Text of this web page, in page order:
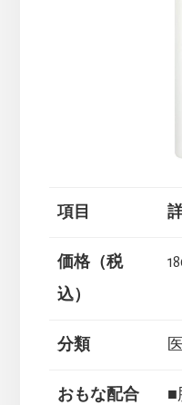
項目
価格（税
込）
分類
おもな配合
■